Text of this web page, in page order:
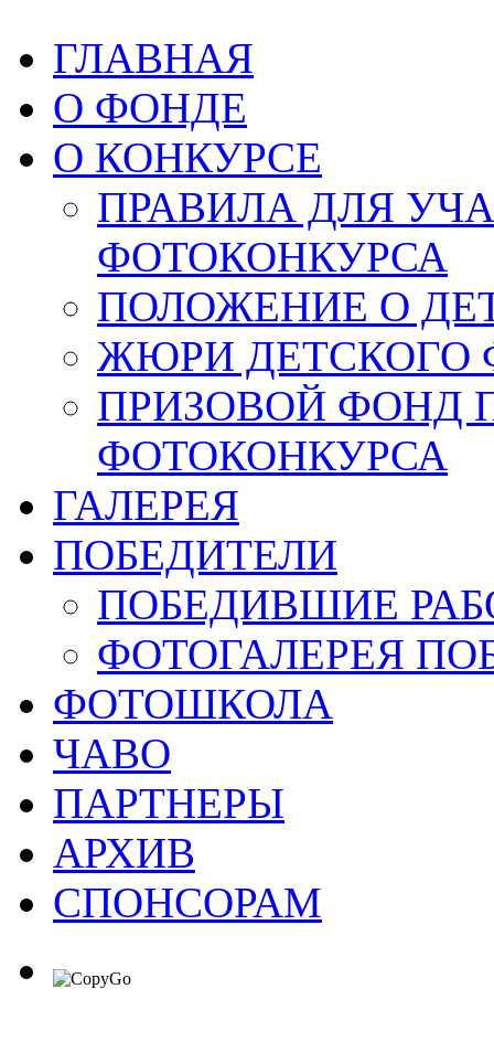
ГЛАВНАЯ
О ФОНДЕ
О КОНКУРСЕ
ПРАВИЛА ДЛЯ
ФОТОКОНКУРСА
ПОЛОЖЕНИЕ О
ЖЮРИ ДЕТСКОГО
ПРИЗОВОЙ ФОНД
ФОТОКОНКУРСА
ГАЛЕРЕЯ
ПОБЕДИТЕЛИ
ПОБЕДИВШИЕ
ФОТОГАЛЕРЕЯ
ФОТОШКОЛА
ЧАВО
ПАРТНЕРЫ
АРХИВ
СПОНСОРАМ